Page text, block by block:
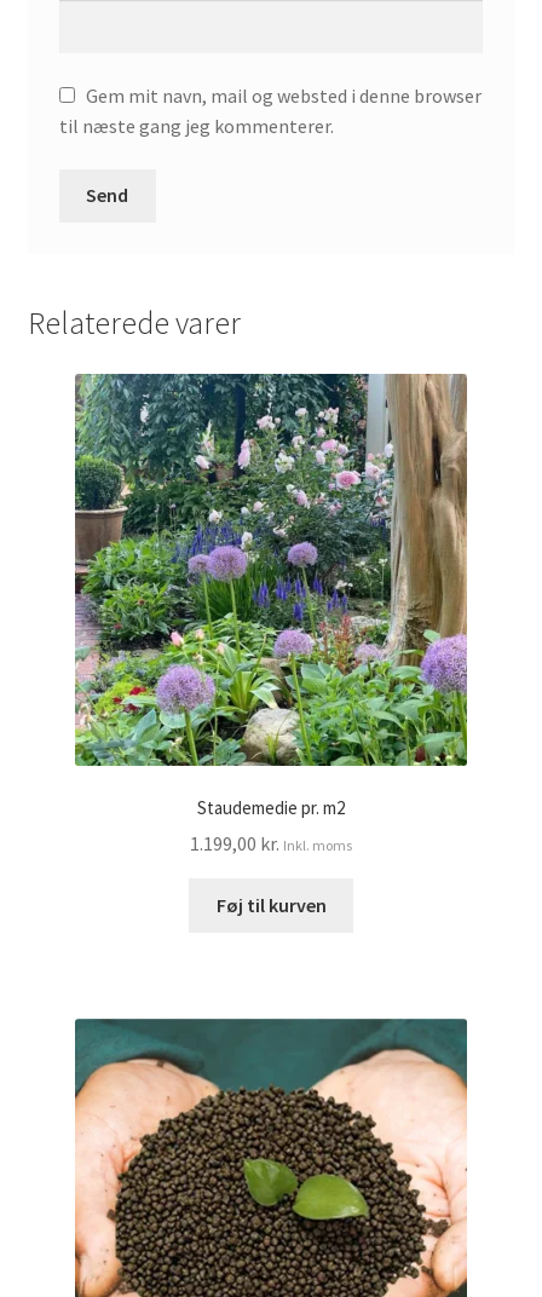
Gem mit navn, mail og websted i denne browser
til næste gang jeg kommenterer.
Relaterede varer
Staudemedie pr. m2
1.199,00 kr. Inkl. moms
Føj til kurven